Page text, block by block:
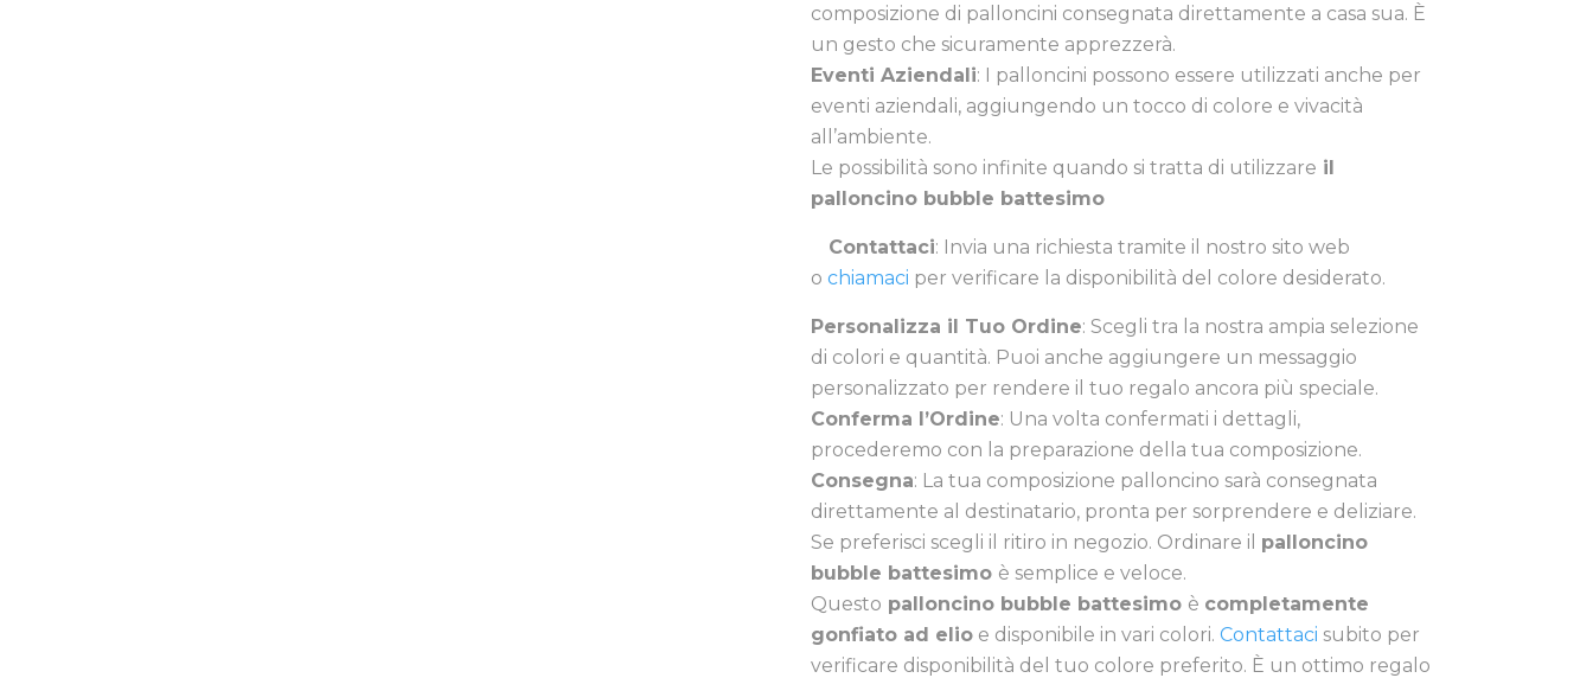
composizione di palloncini consegnata direttamente a casa sua. È
un gesto che sicuramente apprezzerà.
Eventi Aziendali: I palloncini possono essere utilizzati anche per
eventi aziendali, aggiungendo un tocco di colore e vivacità
all’ambiente.
Le possibilità sono infinite quando si tratta di utilizzare il
palloncino bubble battesimo
Contattaci: Invia una richiesta tramite il nostro sito web
o chiamaci per verificare la disponibilità del colore desiderato.
Personalizza il Tuo Ordine: Scegli tra la nostra ampia selezione
di colori e quantità. Puoi anche aggiungere un messaggio
personalizzato per rendere il tuo regalo ancora più speciale.
Conferma l’Ordine: Una volta confermati i dettagli,
procederemo con la preparazione della tua composizione.
Consegna: La tua composizione palloncino sarà consegnata
direttamente al destinatario, pronta per sorprendere e deliziare.
Se preferisci scegli il ritiro in negozio. Ordinare il palloncino
bubble battesimo è semplice e veloce.
Questo palloncino bubble battesimo è completamente
gonfiato ad elio e disponibile in vari colori. Contattaci subito per
verificare disponibilità del tuo colore preferito. È un ottimo regalo